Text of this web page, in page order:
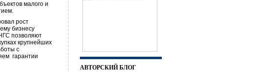
малого и
рост
бизнесу
позволяют
крупнейших
с
гарантии
АВТОРСКИЙ БЛОГ